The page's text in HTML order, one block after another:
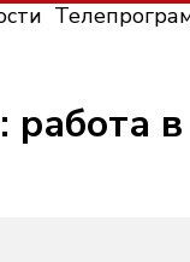
работа